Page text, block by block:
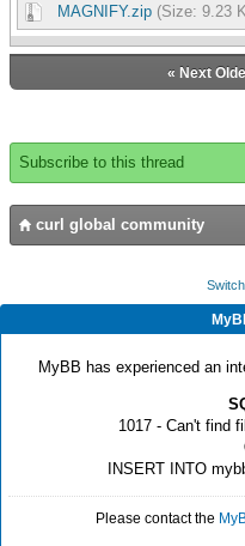
MAGNIFY.zip (Size: 9.23
« Next
Subscribe to this thread
curl global community
MyBB has experienced an
1017 - Can't find
INSERT INTO
Please contact the